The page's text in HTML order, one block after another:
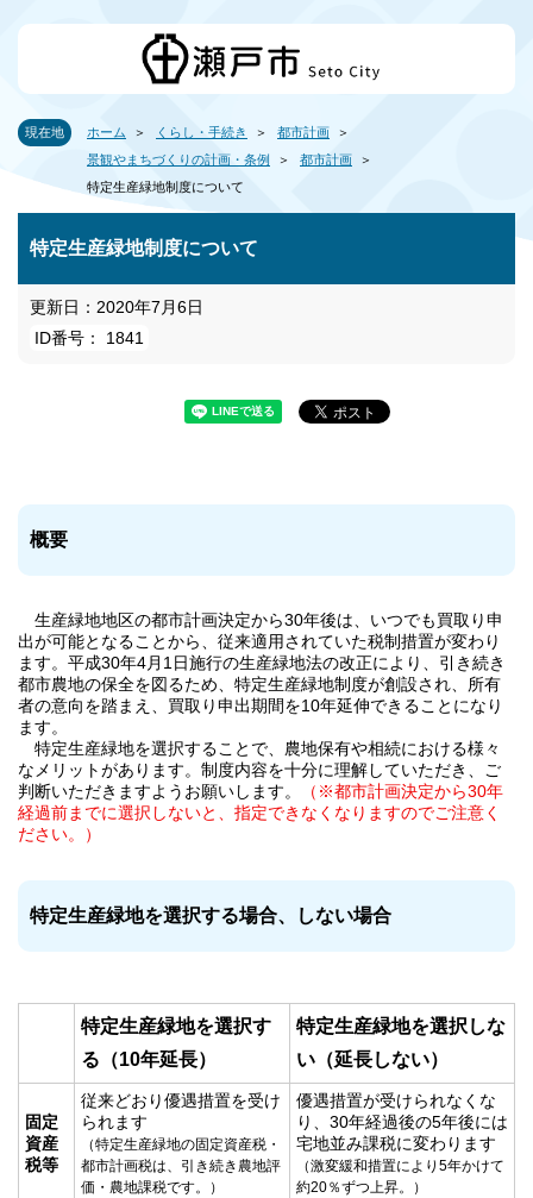
現在地 ホーム くらし・手続き
都市計画
景観やまちづくりの計画・条例
都市計画
特定生産緑地制度について
特定生産緑地制度について
更新日：2020年7月6日
ID番号： 1841
概要
生産緑地地区の都市計画決定から30年後は、いつでも買取り申
出が可能となることから、従来適用されていた税制措置が変わり
ます。平成30年4月1日施行の生産緑地法の改正により、引き続き
都市農地の保全を図るため、特定生産緑地制度が創設され、所有
者の意向を踏まえ、買取り申出期間を10年延伸できることになり
ます。
特定生産緑地を選択することで、農地保有や相続における様々
なメリットがあります。制度内容を十分に理解していただき、ご
判断いただきますようお願いします。
（※都市計画決定から30年
経過前までに選択しないと、指定できなくなりますのでご注意く
ださい。）
特定生産緑地を選択する場合、しない場合
特定生産緑地を選択す
る（10年延長）
特定生産緑地を選択しな
い（延長しない）
固定
資産
税等
従来どおり優遇措置を受け
られます
（特定生産緑地の固定資産税・
都市計画税は、引き続き農地評
価・農地課税です。）
優遇措置が受けられなくな
り、30年経過後の5年後には
宅地並み課税に変わります
（激変緩和措置により5年かけて
約20％ずつ上昇。）